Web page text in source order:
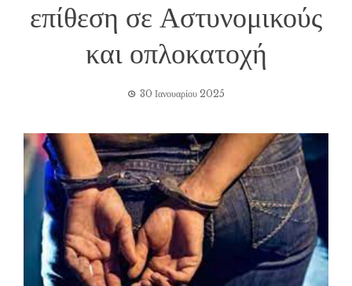
επίθεση σε Αστυνομικούς
και οπλοκατοχή
30 Ιανουαρίου 2025